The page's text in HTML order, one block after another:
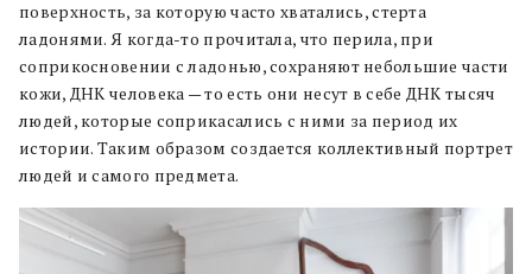
поверхность, за которую часто хватались, стерта
ладонями. Я когда-то прочитала, что перила, при
соприкосновении с ладонью, сохраняют небольшие части
кожи, ДНК человека — то есть они несут в себе ДНК тысяч
людей, которые соприкасались с ними за период их
истории. Таким образом создается коллективный портрет
людей и самого предмета.